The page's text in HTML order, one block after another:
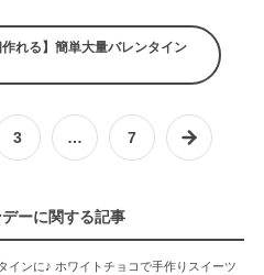
作れる】簡単大量バレンタイン
3 … 7
ーに関する記事
インに♪ ホワイトチョコで手作りスイーツ